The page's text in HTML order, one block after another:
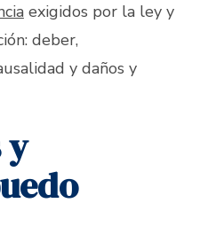
exigidos por la ley y
deber,
y daños y
y